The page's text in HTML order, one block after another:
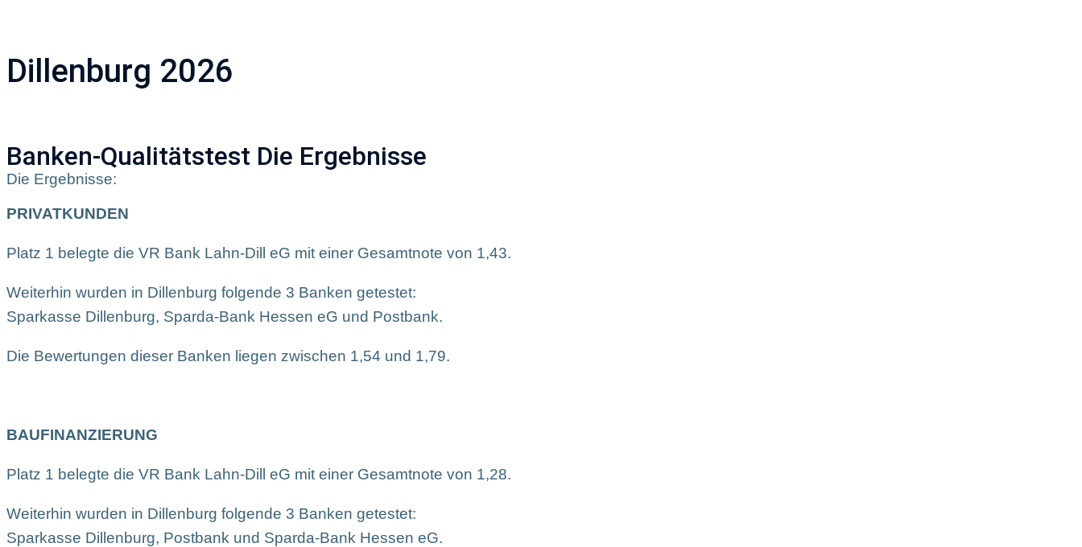
Dillenburg 2026
Banken-Qualitätstest Die Ergebnisse
Die Ergebnisse:
PRIVATKUNDEN
Platz 1 belegte die VR Bank Lahn-Dill eG mit einer Gesamtnote von 1,43.
Weiterhin wurden in Dillenburg folgende 3 Banken getestet:
Sparkasse Dillenburg, Sparda-Bank Hessen eG und Postbank.
Die Bewertungen dieser Banken liegen zwischen 1,54 und 1,79.
BAUFINANZIERUNG
Platz 1 belegte die VR Bank Lahn-Dill eG mit einer Gesamtnote von 1,28.
Weiterhin wurden in Dillenburg folgende 3 Banken getestet:
Sparkasse Dillenburg, Postbank und Sparda-Bank Hessen eG.